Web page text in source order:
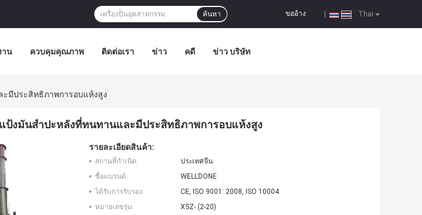
Thai
ขออ้าง
ค้นหา
าน ควบคุมคุณภาพ ติดต่อเรา ข่าว คดี ข่าว บริษัท
มีประสิทธิภาพการอบแห้งสูง
ป้งมันสำปะหลังที่ทนทานและมีประสิทธิภาพการอบแห้งสูง
รายละเอียดสินค้า:
สถานที่กำเนิด:
ประเทศจีน
ชื่อแบรนด์:
WELLDONE
ได้รับการรับรอง:
CE, ISO 9001: 2008, ISO 10004
หมายเลขรุ่น:
XSZ- (2-20)